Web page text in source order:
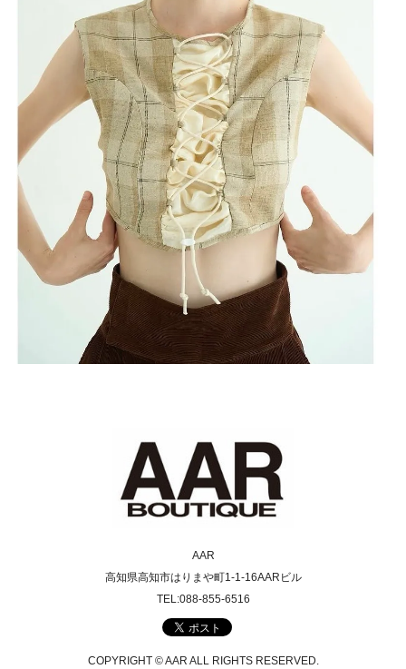
AAR
高知県高知市はりまや町1-1-16AARビル
TEL:088-855-6516
COPYRIGHT © AAR ALL RIGHTS RESERVED.